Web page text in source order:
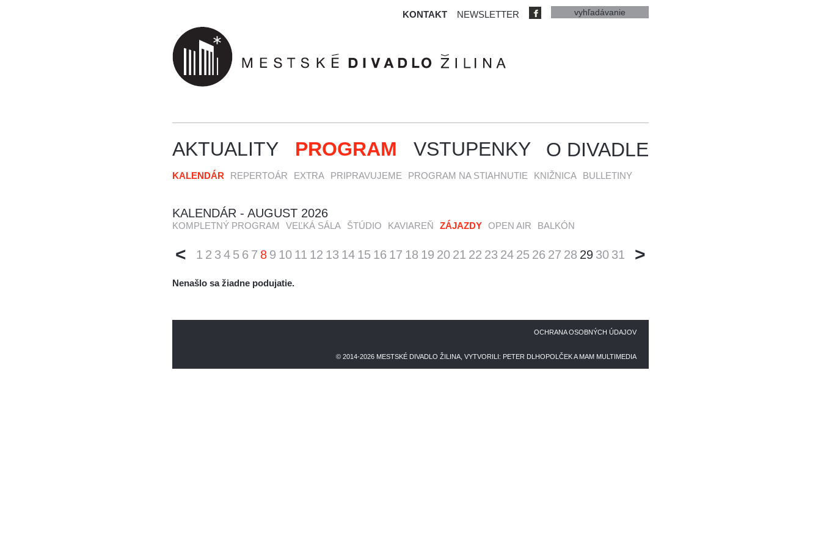
NEWSLETTER
KONTAKT
AKTUALITY PROGRAM VSTUPENKY O DIVADLE
KALENDÁR REPERTOÁR EXTRA PRIPRAVUJEME PROGRAM NA STIAHNUTIE KNIŽNICA BULLETINY
KALENDÁR - AUGUST 2026
KOMPLETNÝ PROGRAM VEĽKÁ SÁLA ŠTÚDIO KAVIAREŇ ZÁJAZDY OPEN AIR BALKÓN
< 1 2 3 4 5 6 7 8 9 10 11 12 13 14 15 16 17 18 19 20 21 22 23 24 25 26 27 28 29 30 31 >
Nenašlo sa žiadne podujatie.
OCHRANA OSOBNÝCH ÚDAJOV
© 2014-2026 MESTSKÉ DIVADLO ŽILINA, VYTVORILI: PETER DLHOPOLČEKA MAM MULTIMEDIA